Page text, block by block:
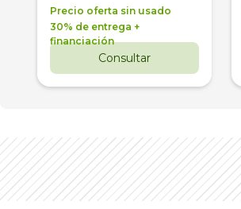
Precio oferta sin usado
30% de entrega +
financiación
Consultar